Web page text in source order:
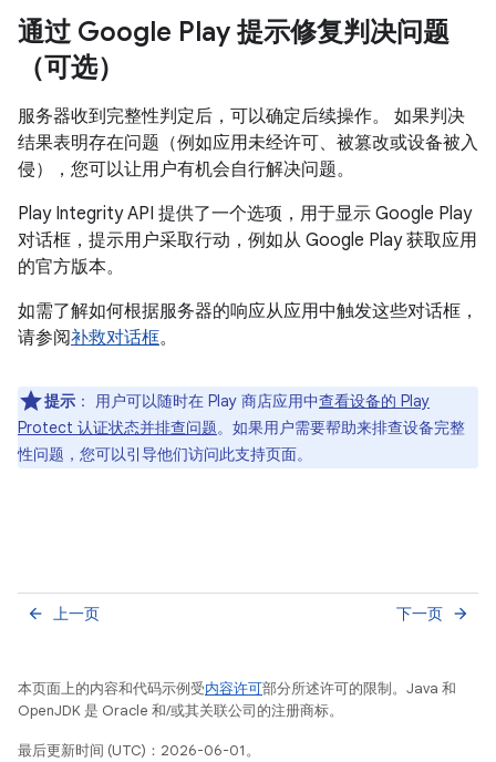
通过 Google Play 提示修复判决问题
（可选）
服务器收到完整性判定后，可以确定后续操作。 如果判决
结果表明存在问题（例如应用未经许可、被篡改或设备被入
侵），您可以让用户有机会自行解决问题。
Play Integrity API 提供了一个选项，用于显示 Google Play
对话框，提示用户采取行动，例如从 Google Play 获取应用
的官方版本。
如需了解如何根据服务器的响应从应用中触发这些对话框，
请参阅补救对话框。
提示 ： 用户可以随时在 Play 商店应用中查看设备的 Play
Protect 认证状态并排查问题。如果用户需要帮助来排查设备完整
性问题，您可以引导他们访问此支持页面。
上一页
arrow_back 下一页 arrow_forward
本页面上的内容和代码示例受内容许可部分所述许可的限制。Java 和
OpenJDK 是 Oracle 和/或其关联公司的注册商标。
最后更新时间 (UTC)：2026-06-01。